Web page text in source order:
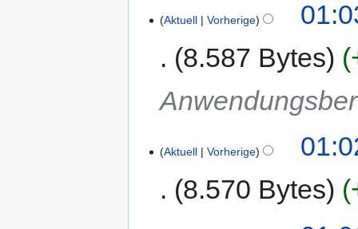
Aktuell Vorherige
8.587 Bytes
Aktuell Vorherige
8.570 Bytes